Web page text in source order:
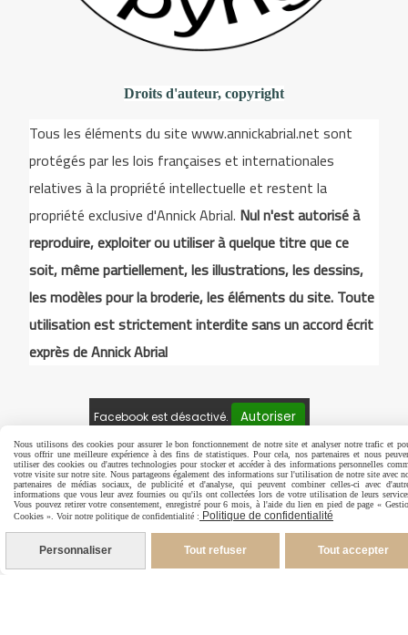
Droits d'auteur, copyright
Tous les éléments du site www.annickabrial.net sont
protégés par les lois françaises et internationales
relatives à la propriété intellectuelle et restent la
propriété exclusive d'Annick Abrial. Nul n'est autorisé à
reproduire, exploiter ou utiliser à quelque titre que ce
soit, même partiellement, les illustrations, les dessins,
les modèles pour la broderie, les éléments du site. Toute
utilisation est strictement interdite sans un accord écrit
exprès de Annick Abrial
Facebook est désactivé. Autoriser
Mentions Légales
Conditions générales de vente
Politique de confidentialité
Gestion cookies
Mon Compte
Nous utilisons des cookies pour assurer le bon fonctionnement de notre site et analyser notre trafic et
vous offrir une meilleure expérience à des fins de statistiques. Pour cela, nos partenaires et nous
utiliser des cookies ou d'autres technologies pour stocker et accéder à des informations personnelles
votre visite sur notre site. Nous partageons également des informations sur l'utilisation de notre site avec
partenaires de médias sociaux, de publicité et d'analyse, qui peuvent combiner celles-ci avec
informations que vous leur avez fournies ou qu'ils ont collectées lors de votre utilisation de leurs
Vous pouvez retirer votre consentement, enregistré pour 6 mois, à l'aide du lien en pied de page «
Cookies ». Voir notre politique de confidentialité : Politique de confidentialité
Personnaliser Tout refuser Tout accepter